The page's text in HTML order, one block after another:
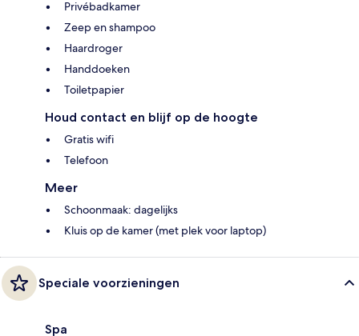
Privébadkamer
Zeep en shampoo
Haardroger
Handdoeken
Toiletpapier
Houd contact en blijf op de hoogte
Gratis wifi
Telefoon
Meer
Schoonmaak: dagelijks
Kluis op de kamer (met plek voor laptop)
Speciale voorzieningen
Spa